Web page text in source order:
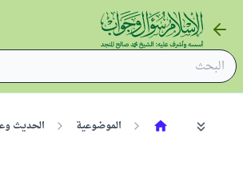
الموضوعية الحديث